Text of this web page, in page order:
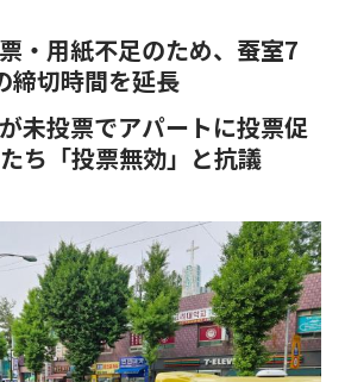
u
・用紙不足のため、蚕室7
締切時間を延長
未投票でアパートに投票促
ち「投票無効」と抗議